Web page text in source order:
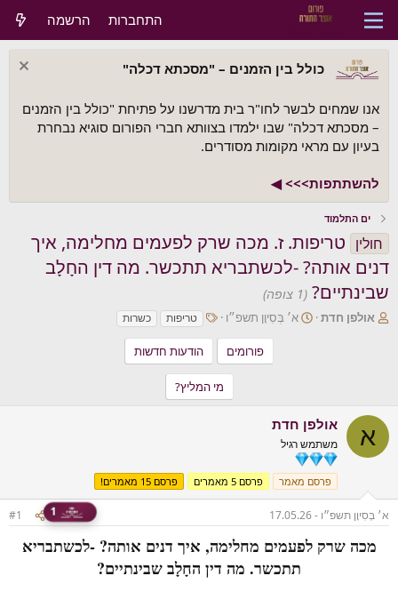
התחברות הרשמה
כולל בין הזמנים – "מסכתא דכלה"
אנו שמחים לבשר לחו"ר בית מדרשנו על פתיחת "כולל בין הזמנים
– מסכתא דכלה" שבו ילמדו בצוותא חברי הפורום סוגיא נבחרת
בעיון עם מראי מקומות מסודרים.
להשתתפות>>> ◀
ים התלמוד
חולין טריפות. ז. מכה שרק לפעמים מחלימה, איך
דנים אותה? -לכשתבריא תתכשר. מה דין החָלָב
שבינתיים? (1 צופה)
מ
ו
ט
אולפן חדת
ת
ח
ל
ה
א׳ בְּסִיוָן תשפ״ו
ת
י
ם
טריפות כשרות
פורומים הודעות חדשות
מי המליץ?
א אולפן חדת
משתמש רגיל
פרסם מאמר פרסם 5 מאמרים פרסם 15 מאמרים!
א׳ בְּסִיוָן תשפ״ו - 17.05.26 #1
מכה שרק לפעמים מחלימה, איך דנים אותה? -לכשתבריא
תתכשר. מה דין החָלָב שבינתיים?